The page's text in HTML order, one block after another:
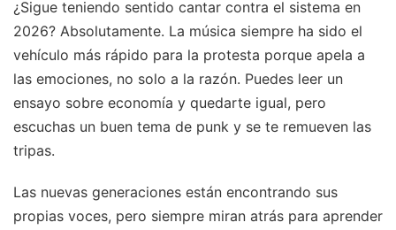
¿Sigue teniendo sentido cantar contra el sistema en
2026? Absolutamente. La música siempre ha sido el
vehículo más rápido para la protesta porque apela a
las emociones, no solo a la razón. Puedes leer un
ensayo sobre economía y quedarte igual, pero
escuchas un buen tema de punk y se te remueven las
tripas.
Las nuevas generaciones están encontrando sus
propias voces, pero siempre miran atrás para aprender